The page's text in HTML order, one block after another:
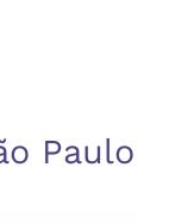
Paulo